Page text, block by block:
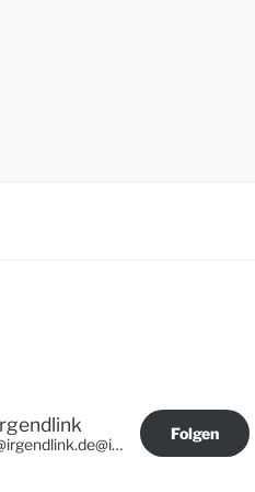
@irgendlink.de@irgendlink.de
Folgen